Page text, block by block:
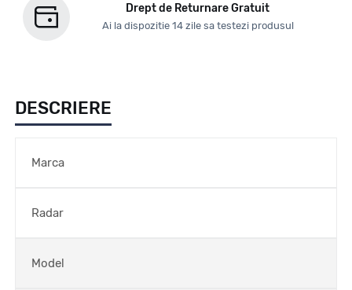
Drept de Returnare Gratuit
Ai la dispozitie 14 zile sa testezi produsul
DESCRIERE
Marca
Radar
Model